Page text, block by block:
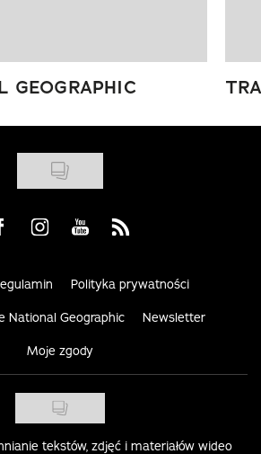
GEOGRAPHIC
us on Facebook
Visit us on Instagram
Visit us on Youtube
Visit us on Rss
Polityka prywatności
National Geographic Newsletter
Moje zgody
tekstów, zdjęć i materiałów wideo